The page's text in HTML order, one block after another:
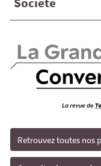
Retrouvez toutes nos